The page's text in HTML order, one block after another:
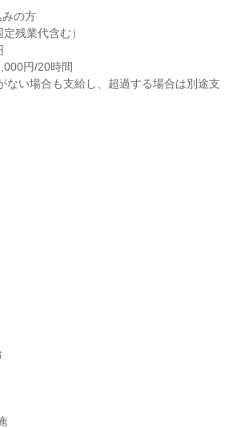
の方
残業代含む）
円/20時間
ない場合も支給し、超過する場合は別途支